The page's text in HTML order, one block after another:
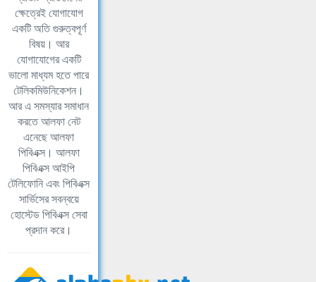
ক্ষেত্রেই যোগাযোগ
একটি অতি গুরুত্বপূর্ণ
বিষয়। আর
যোগাযোগের একটি
ভালো মাধ্যম হতে পারে
টেলিকমিউনিকেশন।
আর এ সমস্যার সমাধান
করতে আলফা নেট
এনেছে আলফা
পিবিএক্স। আলফা
পিবিএক্স আইপি
টেলিফোনি এবং পিবিএক্স
সার্ভিসের সবন্বয়ে
হোস্টেড পিবিএক্স সেবা
প্রদান করে।